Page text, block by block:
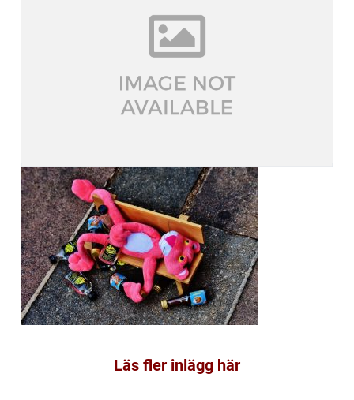
Läs fler inlägg här